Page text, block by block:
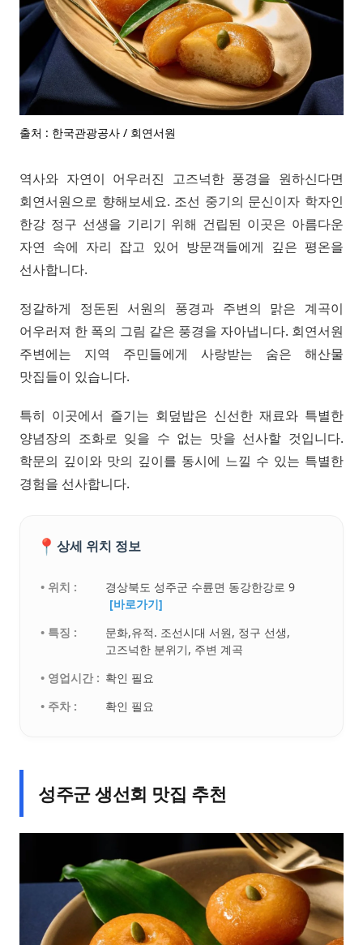
출처 : 한국관광공사 / 회연서원
역사와 자연이 어우러진 고즈넉한 풍경을 원하신다면
회연서원으로 향해보세요. 조선 중기의 문신이자 학자인
한강 정구 선생을 기리기 위해 건립된 이곳은 아름다운
자연 속에 자리 잡고 있어 방문객들에게 깊은 평온을
선사합니다.
정갈하게 정돈된 서원의 풍경과 주변의 맑은 계곡이
어우러져 한 폭의 그림 같은 풍경을 자아냅니다. 회연서원
주변에는 지역 주민들에게 사랑받는 숨은 해산물
맛집들이 있습니다.
특히 이곳에서 즐기는 회덮밥은 신선한 재료와 특별한
양념장의 조화로 잊을 수 없는 맛을 선사할 것입니다.
학문의 깊이와 맛의 깊이를 동시에 느낄 수 있는 특별한
경험을 선사합니다.
📍 상세 위치 정보
• 위치 :
경상북도 성주군 수륜면 동강한강로 9
[바로가기]
• 특징 :
문화,유적. 조선시대 서원, 정구 선생,
고즈넉한 분위기, 주변 계곡
• 영업시간 : 확인 필요
• 주차 :
확인 필요
성주군 생선회 맛집 추천